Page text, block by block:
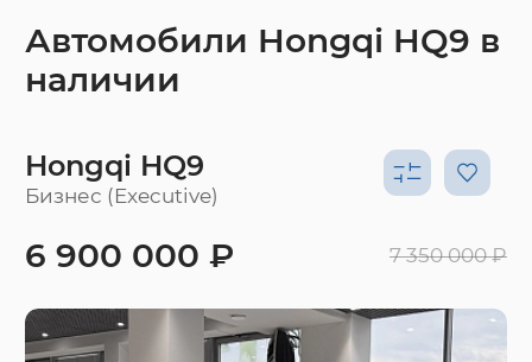
Автомобили Hongqi HQ9 в
наличии
Hongqi HQ9
Бизнес (Executive)
6 900 000 ₽ 7 350 000 ₽